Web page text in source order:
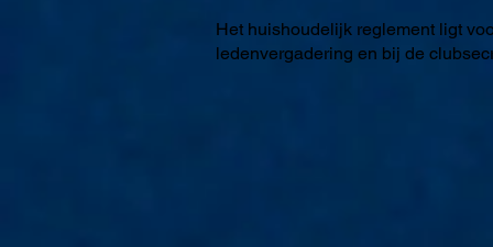
Het huishoudelijk reglement ligt
ledenvergadering en bij de